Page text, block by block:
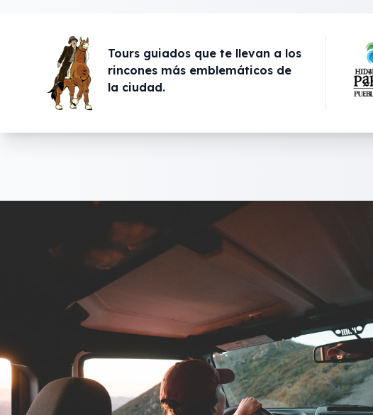
Tours guiados que te llevan a los
rincones más emblemáticos de
la ciudad.